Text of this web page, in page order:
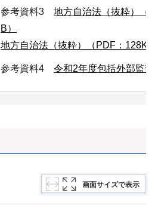
参考資料3 地方自治法（抜粋）（
B）
地方自治法（抜粋）（PDF：128KB
参考資料4 令和2年度包括外部監査
画面サイズで表示